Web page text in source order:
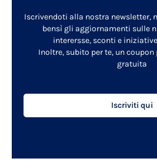
Iscrivendoti alla nostra newsletter,
bensì gli aggiornamenti sulle
interersse, sconti e
Inoltre, subito per te, un
gratuita
Iscriviti qui